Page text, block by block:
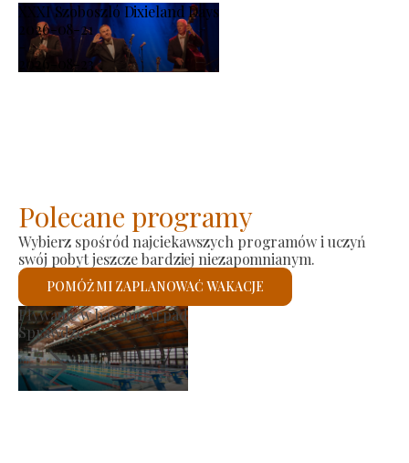
XXXI Szoboszló Dixieland Days
2026-08-21
-
2026-08-23
Polecane programy
Wybierz spośród najciekawszych programów i uczyń
swój pobyt jeszcze bardziej niezapomnianym.
POMÓŻ MI ZAPLANOWAĆ WAKACJE
Rynek producenta
Sprawdzę